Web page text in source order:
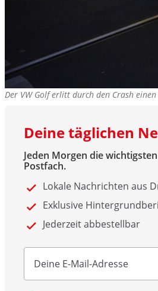
Der VW Golf erlitt durch den Crash
Deine täglichen
Jeden Morgen die
Postfach.
Lokale Nachrichten aus
Exklusive
Jederzeit abbestellbar